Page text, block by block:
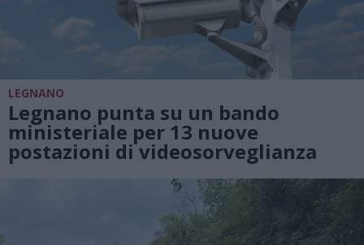
LEGNANO
Legnano punta su un bando
ministeriale per 13 nuove
postazioni di videosorveglianza